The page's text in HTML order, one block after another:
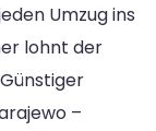
Umzug ins
lohnt der
–